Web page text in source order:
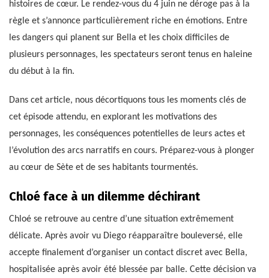
histoires de cœur. Le rendez-vous du 4 juin ne déroge pas à la
règle et s’annonce particulièrement riche en émotions. Entre
les dangers qui planent sur Bella et les choix difficiles de
plusieurs personnages, les spectateurs seront tenus en haleine
du début à la fin.
Dans cet article, nous décortiquons tous les moments clés de
cet épisode attendu, en explorant les motivations des
personnages, les conséquences potentielles de leurs actes et
l’évolution des arcs narratifs en cours. Préparez-vous à plonger
au cœur de Sète et de ses habitants tourmentés.
Chloé face à un dilemme déchirant
Chloé se retrouve au centre d’une situation extrêmement
délicate. Après avoir vu Diego réapparaître bouleversé, elle
accepte finalement d’organiser un contact discret avec Bella,
hospitalisée après avoir été blessée par balle. Cette décision va